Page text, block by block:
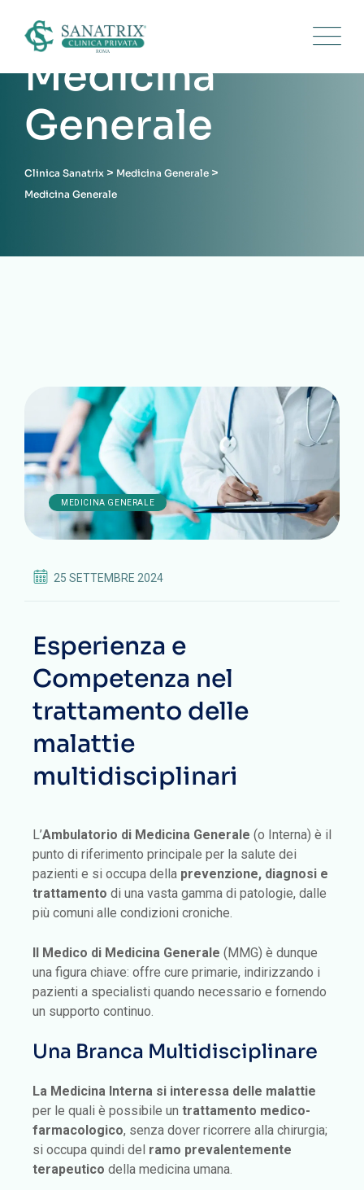
Medicina
Generale
Clinica Sanatrix > Medicina Generale >
Medicina Generale
MEDICINA GENERALE
25 SETTEMBRE 2024
Esperienza e
Competenza nel
trattamento delle
malattie
multidisciplinari
L’Ambulatorio di Medicina Generale (o Interna) è il
punto di riferimento principale per la salute dei
pazienti e si occupa della prevenzione, diagnosi e
trattamento di una vasta gamma di patologie, dalle
più comuni alle condizioni croniche.
Il Medico di Medicina Generale (MMG) è dunque
una figura chiave: offre cure primarie, indirizzando i
pazienti a specialisti quando necessario e fornendo
un supporto continuo.
Una Branca Multidisciplinare
La Medicina Interna si interessa delle malattie
per le quali è possibile un trattamento medico-
farmacologico, senza dover ricorrere alla chirurgia;
si occupa quindi del ramo prevalentemente
terapeutico della medicina umana.